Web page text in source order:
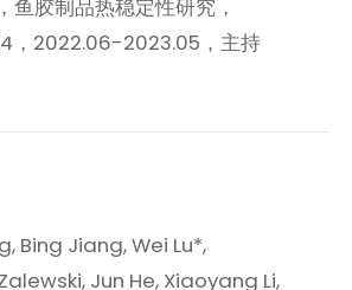
鱼胶制品热稳定性研究，
，2022.06-2023.05，主持
Bing Jiang, Wei Lu*,
Jun He, Xiaoyang Li,